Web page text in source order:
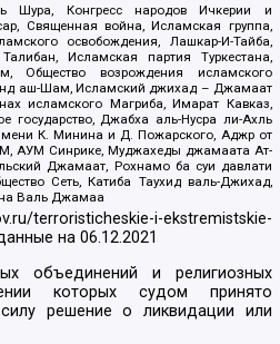
Шура, Конгресс народов Ичкерии и
Священная война, Исламская группа,
освобождения, Лашкар-И-Тайба,
Исламская партия Туркестана,
Общество возрождения исламского
аш-Шам, Исламский джихад – Джамаат
исламского Магриба, Имарат Кавказ,
государство, Джабха аль-Нусра ли-Ахль
К. Минина и Д. Пожарского, Аджр от
АУМ Синрике, Муджахеды джамаата Ат-
Джамаат, Рохнамо ба суи давлати
Сеть, Катиба Таухид валь-Джихад,
Валь Джамаа
terroristicheskie-i-ekstremistskie-
на06.12.2021
объединений и религиозных
которых судом принято
решение о ликвидации или